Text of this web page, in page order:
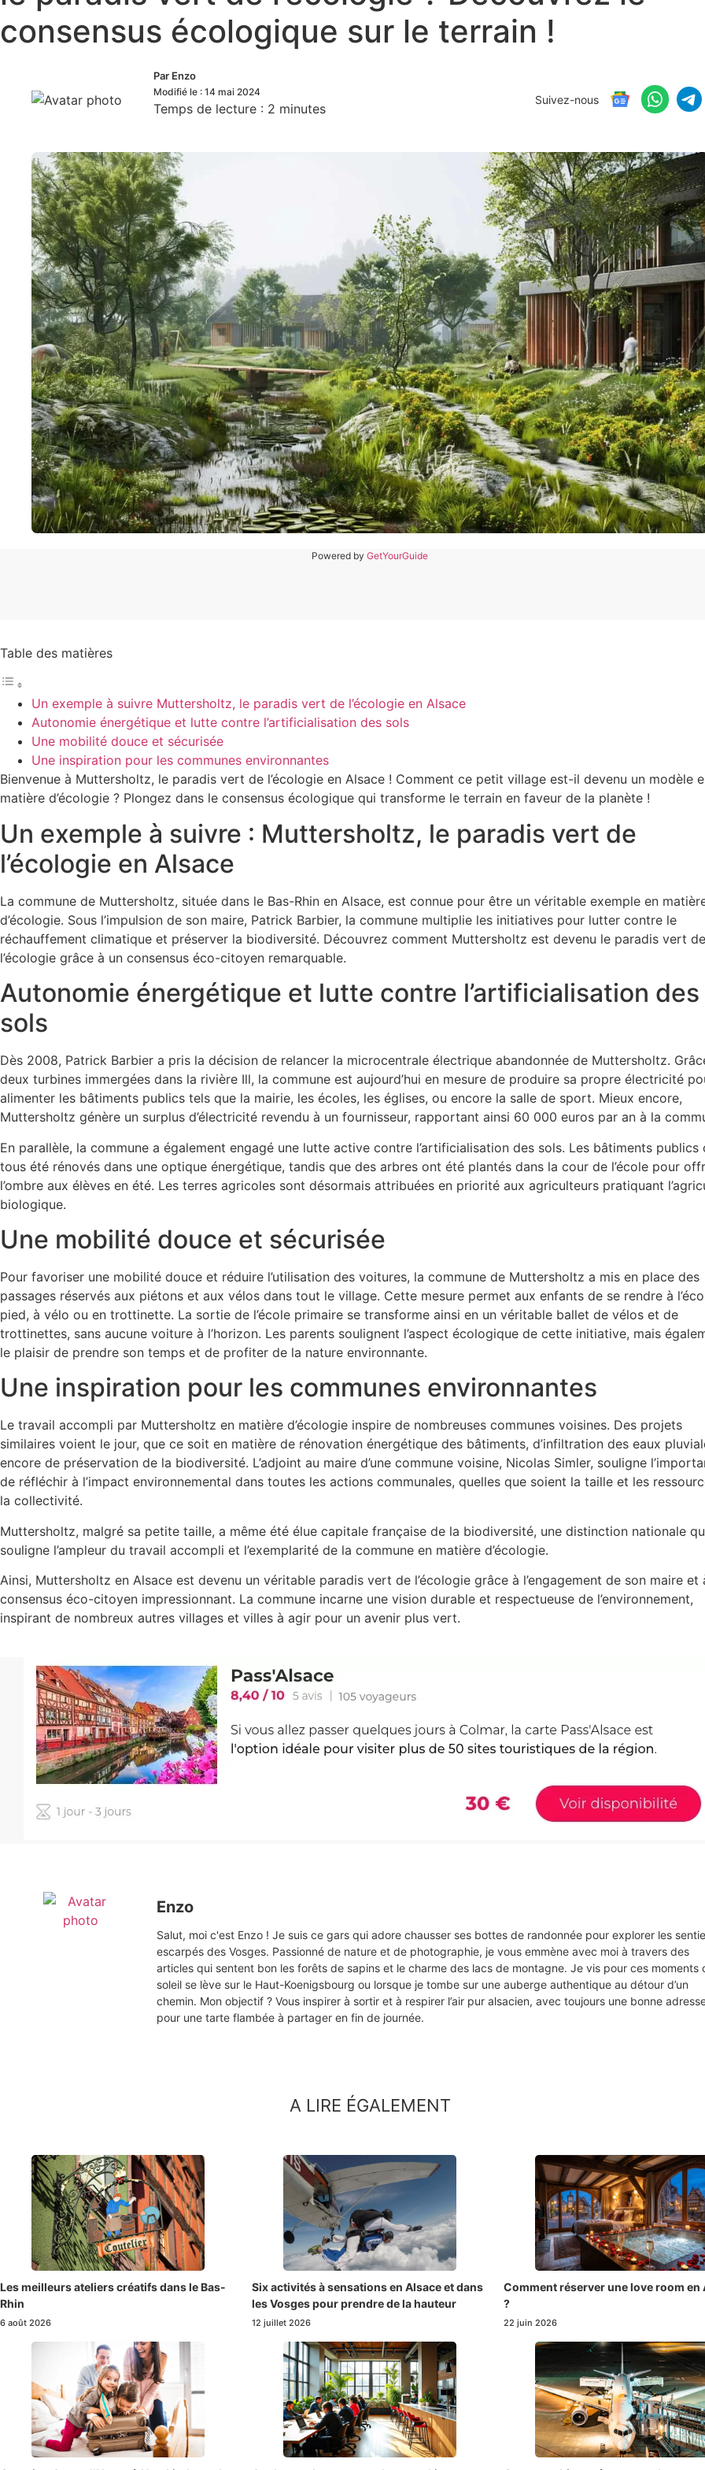
consensus écologique sur le terrain !
Par Enzo
Modifié le : 14 mai 2024
Temps de lecture : 2 minutes
Suivez-nous
Powered byGetYourGuide
Table des matières
Un exemple à suivre Muttersholtz, le paradis vert de l’écologie en Alsace
Autonomie énergétique et lutte contre l’artificialisation des sols
Une mobilité douce et sécurisée
Une inspiration pour les communes environnantes
Bienvenue à Muttersholtz, le paradis vert de l’écologie en Alsace ! Comment ce petit village est-il devenu un modèle
matière d’écologie ? Plongez dans le consensus écologique qui transforme le terrain en faveur de la planète !
Un exemple à suivre : Muttersholtz, le paradis vert de
l’écologie en Alsace
La commune de Muttersholtz, située dans le Bas-Rhin en Alsace, est connue pour être un véritable exemple en
d’écologie. Sous l’impulsion de son maire, Patrick Barbier, la commune multiplie les initiatives pour lutter contre le
réchauffement climatique et préserver la biodiversité. Découvrez comment Muttersholtz est devenu le paradis vert de
l’écologie grâce à un consensus éco-citoyen remarquable.
Autonomie énergétique et lutte contre l’artificialisation des
sols
Dès 2008, Patrick Barbier a pris la décision de relancer la microcentrale électrique abandonnée de Muttersholtz.
deux turbines immergées dans la rivière Ill, la commune est aujourd’hui en mesure de produire sa propre électricité
alimenter les bâtiments publics tels que la mairie, les écoles, les églises, ou encore la salle de sport. Mieux encore,
Muttersholtz génère un surplus d’électricité revendu à un fournisseur, rapportant ainsi 60 000 euros par an à la
En parallèle, la commune a également engagé une lutte active contre l’artificialisation des sols. Les bâtiments publics
tous été rénovés dans une optique énergétique, tandis que des arbres ont été plantés dans la cour de l’école pour
l’ombre aux élèves en été. Les terres agricoles sont désormais attribuées en priorité aux agriculteurs pratiquant
biologique.
Une mobilité douce et sécurisée
Pour favoriser une mobilité douce et réduire l’utilisation des voitures, la commune de Muttersholtz a mis en place des
passages réservés aux piétons et aux vélos dans tout le village. Cette mesure permet aux enfants de se rendre à
pied, à vélo ou en trottinette. La sortie de l’école primaire se transforme ainsi en un véritable ballet de vélos et de
trottinettes, sans aucune voiture à l’horizon. Les parents soulignent l’aspect écologique de cette initiative, mais
le plaisir de prendre son temps et de profiter de la nature environnante.
Une inspiration pour les communes environnantes
Le travail accompli par Muttersholtz en matière d’écologie inspire de nombreuses communes voisines. Des projets
similaires voient le jour, que ce soit en matière de rénovation énergétique des bâtiments, d’infiltration des eaux
encore de préservation de la biodiversité. L’adjoint au maire d’une commune voisine, Nicolas Simler, souligne
de réfléchir à l’impact environnemental dans toutes les actions communales, quelles que soient la taille et les
la collectivité.
Muttersholtz, malgré sa petite taille, a même été élue capitale française de la biodiversité, une distinction nationale
souligne l’ampleur du travail accompli et l’exemplarité de la commune en matière d’écologie.
Ainsi, Muttersholtz en Alsace est devenu un véritable paradis vert de l’écologie grâce à l’engagement de son maire et
consensus éco-citoyen impressionnant. La commune incarne une vision durable et respectueuse de l’environnement,
inspirant de nombreux autres villages et villes à agir pour un avenir plus vert.
Enzo
Salut, moi c'est Enzo ! Je suis ce gars qui adore chausser ses bottes de randonnée pour explorer les
escarpés des Vosges. Passionné de nature et de photographie, je vous emmène avec moi à travers des
articles qui sentent bon les forêts de sapins et le charme des lacs de montagne. Je vis pour ces moments
soleil se lève sur le Haut-Koenigsbourg ou lorsque je tombe sur une auberge authentique au détour d’un
chemin. Mon objectif ? Vous inspirer à sortir et à respirer l’air pur alsacien, avec toujours une bonne
pour une tarte flambée à partager en fin de journée.
A LIRE ÉGALEMENT
Les meilleurs ateliers créatifs dans le Bas-
Rhin
6 août 2026
Six activités à sensations en Alsace et dans
les Vosges pour prendre de la hauteur
12 juillet 2026
Comment réserver une love room en
?
22 juin 2026